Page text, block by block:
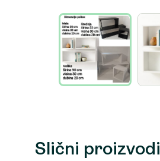
Slični proizvodi